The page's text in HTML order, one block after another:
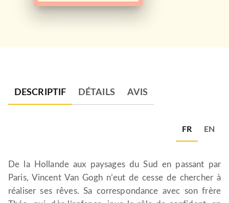
DESCRIPTIF DÉTAILS AVIS
FR EN
De la Hollande aux paysages du Sud en passant par
Paris, Vincent Van Gogh n’eut de cesse de chercher à
réaliser ses rêves. Sa correspondance avec son frère